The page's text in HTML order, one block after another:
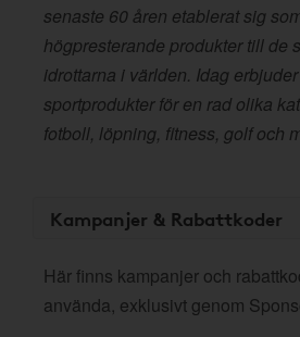
senaste 60 åren etablerat sig
högpresterande produkter till de
idrottarna i världen. Idag
sportprodukter för en rad olika
fotboll, löpning, fitness, golf och
Kampanjer & Rabattkoder
Här finns kampanjer och
använda, exklusivt genom